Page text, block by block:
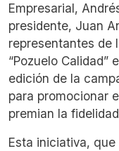
Empresarial,
presidente, Juan
representantes de
“Pozuelo Calidad”
edición de la
para promocionar
premian la
Esta iniciativa,